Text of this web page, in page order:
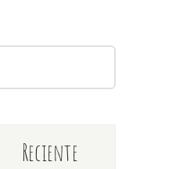
Reciente